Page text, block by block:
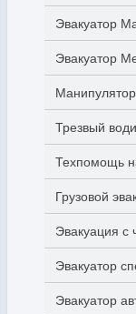
Эвакуатор
Эвакуатор
Манипулятор
Трезвый
Техпомощь
Грузовой
Эвакуация с
Эвакуатор
Эвакуатор